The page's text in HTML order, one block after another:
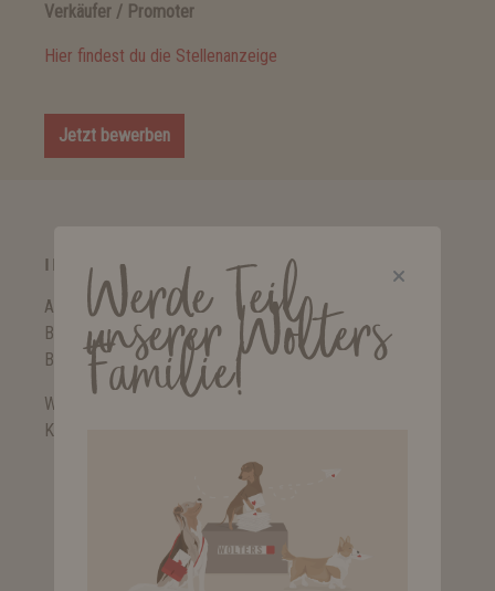
Verkäufer / Promoter
Hier findest du die Stellenanzeige
Jetzt bewerben
INITIATIVBEWERBUNG
Aktuell ist kein passendes Stellenangebot für dich dabei?
Bewirb dich initiativ und informiere uns, in welchem
Bereich zu uns unterstützen möchtest.
Wir freuen uns auf deine Bewerbung und ein baldiges
Kennenlernen!
Jetzt bewerben
Werde Teil
unserer Wolters
Familie!